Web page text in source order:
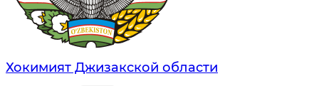
Хокимият Джизакской области